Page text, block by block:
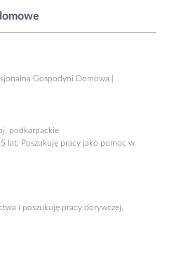
Gospodyni Domowa |
podkarpackie
lat. Poszukuję pracy jako pomoc w
i poszukuję pracy dorywczej,